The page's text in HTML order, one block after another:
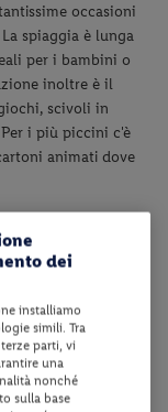
occasioni
spiaggia è lunga
per i bambini o
inoltre è il
scivoli in
i più piccini c'è
animati dove
su
struttura e
posti (Euro 10.00 al
dei
installiamo
simili. Tra
parti, vi
una
nonché
sulla base